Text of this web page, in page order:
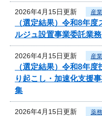
2026年4月15日更新 産
（選定結果）令和8年
ルジュ設置事業委託業
2026年4月15日更新 産
（選定結果）令和8年
り起こし・加速化支援
集
2026年4月15日更新 薬